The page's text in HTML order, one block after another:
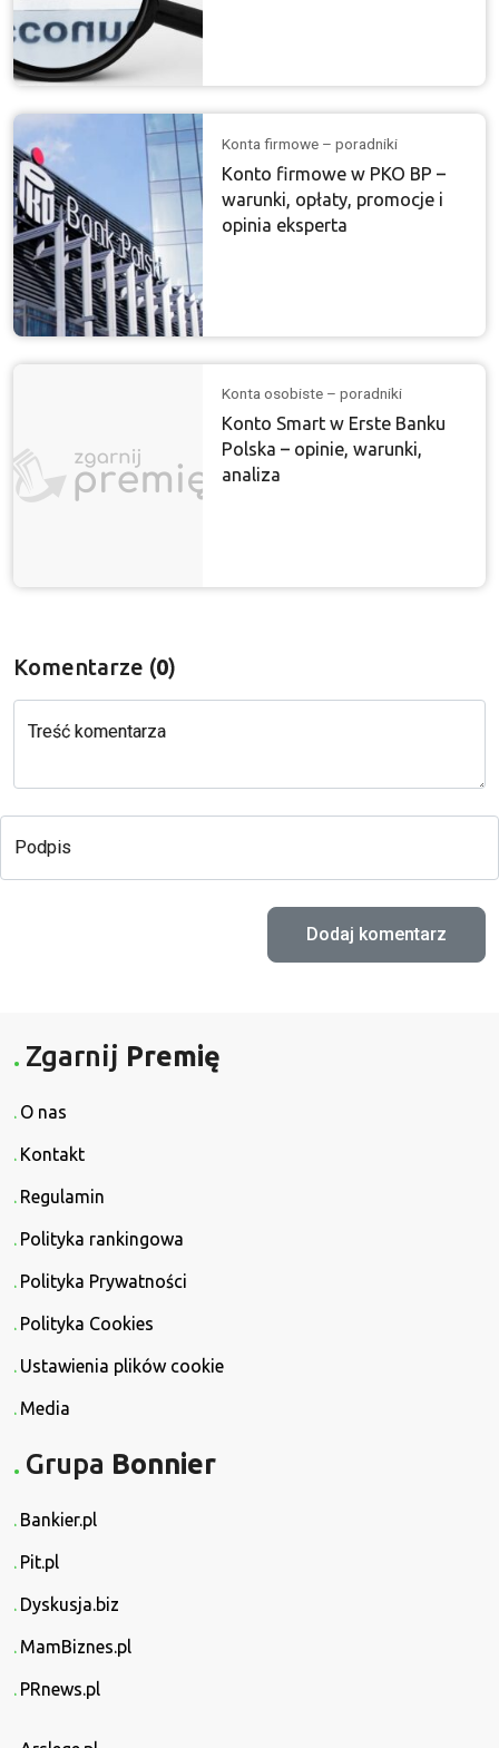
Konta firmowe – poradniki
Konto firmowe w PKO BP –
warunki, opłaty, promocje i
opinia eksperta
Konta osobiste – poradniki
Konto Smart w Erste Banku
Polska – opinie, warunki,
analiza
Komentarze (0)
Treść komentarza
Podpis
Zgarnij Premię
O nas
Kontakt
Regulamin
Polityka rankingowa
Polityka Prywatności
Polityka Cookies
Ustawienia plików cookie
Media
Grupa Bonnier
Bankier.pl
Pit.pl
Dyskusja.biz
MamBiznes.pl
PRnews.pl